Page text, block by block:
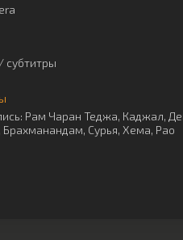
субтитры
Рам Чаран Теджа, Каджал,
Брахманандам, Сурья, Хема, Рао